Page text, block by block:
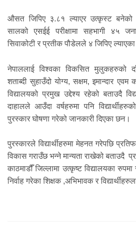
औसत जिपिए ३.८१ ल्याएर उत्कृस्ट बनेको
सालको एसईई परीक्षामा सहभागी ४५
सिवाकोटी र प्रतीक पौडेलले ४ जिपिए
नेपाललाई विश्वका विकसित मुलुकहरुको
शताब्दी सुहाउँदो योग्य, सक्षम, इमान्दार एवम
विद्यालयको प्रमुख उद्देश्य रहेको बताउदै
दाहालले आउँदा वर्षहरुमा पनि
पुरस्कार घोषणा गरेको जानकारी दिएका छन।
पुरस्कारले विद्यार्थीहरुमा मेहनत गरेपछि
विकास गराउँछ भन्ने मान्यता राखेको बताउदै
काठमाडौँ जिल्लामा उत्कृष्ट विद्यालयका रुपमा
निर्वाह गरेका शिक्षक ,अभिभावक र